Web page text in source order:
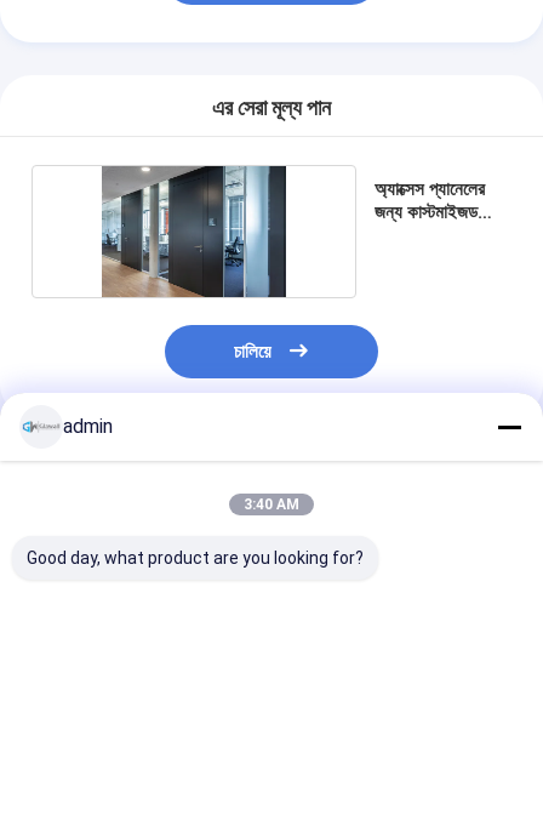
এর সেরা মূল্য পান
অ্যাক্সেস প্যানেলের
জন্য কাস্টমাইজড
চালিয়ে
প্রস্তাবিত পণ্য
admin
3:40 AM
Good day, what product are you looking for?